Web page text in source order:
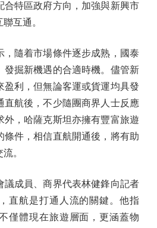
合特區政府方向，加強與新興市
互通。
隨着市場條件逐步成熟，國泰
發掘新機遇的合適時機。儘管新
盈利，但無論客運或貨運均具發
直航後，不少隨團商界人士反應
外，哈薩克斯坦亦擁有豐富旅遊
條件，相信直航開通後，將有助
。
成員、商界代表林健鋒向記者
直航是打通人流的關鍵。他指
僅體現在旅遊層面，更涵蓋物